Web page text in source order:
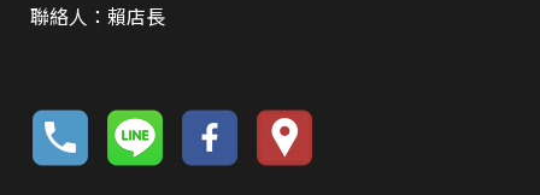
聯絡人：賴店長